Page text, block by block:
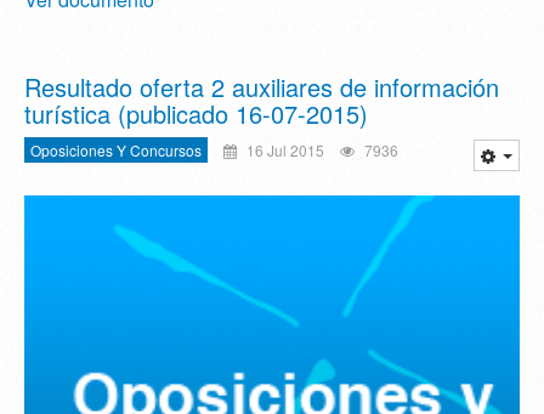
Resultado oferta 2 auxiliares de información
turística (publicado 16-07-2015)
Oposiciones Y Concursos 16 Jul 2015 7936